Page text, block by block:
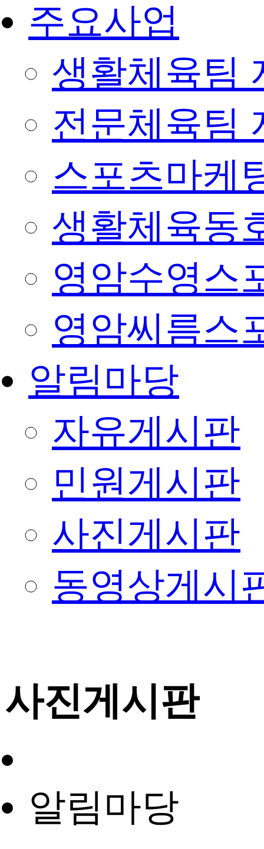
주요사업
생활체육팀
전문체육팀
스포츠마케
생활체육동
영암수영스
영암씨름스
알림마당
자유게시판
민원게시판
사진게시판
동영상게시
사진게시판
알림마당